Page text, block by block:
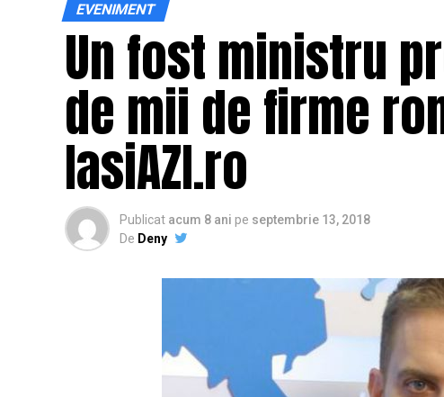
EVENIMENT
Un fost ministru
de mii de firme
IasiAZI.ro
Publicat acum 8 ani pe septembrie 13, 2018
De Deny